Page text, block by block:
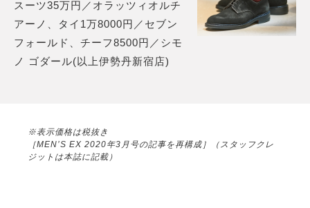
スーツ35万円／オラッツィオルチ
アーノ、タイ1万8000円／セブン
フォールド、チーフ8500円／シモ
ノ ゴダール(以上伊勢丹新宿店)
※表示価格は税抜き
［MEN’S EX 2020年3月号の記事を再構成］（スタッフクレ
ジットは本誌に記載）